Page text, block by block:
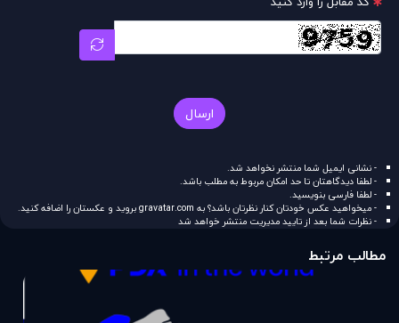
ارسال
- نشانی ایمیل شما منتشر نخواهد شد.
- لطفا دیدگاهتان تا حد امکان مربوط به مطلب باشد.
- لطفا فارسی بنویسید.
- میخواهید عکس خودتان کنار نظرتان باشد؟ به gravatar.comبروید و عکستان را اضافه کنید.
- نظرات شما بعد از تایید مدیریت منتشر خواهد شد
مطالب مرتبط